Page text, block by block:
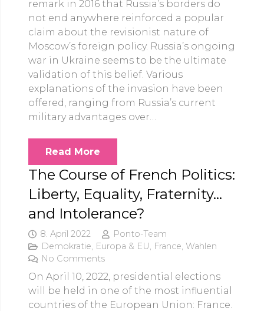
remark in 2016 that Russia’s borders do
not end anywhere reinforced a popular
claim about the revisionist nature of
Moscow’s foreign policy. Russia’s ongoing
war in Ukraine seems to be the ultimate
validation of this belief. Various
explanations of the invasion have been
offered, ranging from Russia’s current
military advantages over…
Read More
The Course of French Politics:
Liberty, Equality, Fraternity…
and Intolerance?
8. April 2022
Ponto-Team
Demokratie, Europa & EU, France, Wahlen
No Comments
On April 10, 2022, presidential elections
will be held in one of the most influential
countries of the European Union: France.